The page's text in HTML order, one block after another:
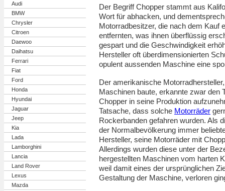
Audi
BMW
Chrysler
Citroen
Daewoo
Daihatsu
Ferrari
Fiat
Ford
Honda
Hyundai
Jaguar
Jeep
Kia
Lada
Lamborghini
Lancia
Land Rover
Lexus
Mazda
Der Begriff Chopper stammt aus
Wort für abhacken, und
Motorradbesitzer, die nach dem Kauf
entfernten, was ihnen überflüssig
gespart und die Geschwindigkeit
Hersteller oft überdimensionierten
opulent aussenden Maschine eine
Der amerikanische
Maschinen baute, erkannte zwar den
Chopper in seine Produktion
Tatsache, dass solche Motorräder
Rockerbanden gefahren wurden. Als
der Normalbevölkerung immer
Hersteller, seine Motorräder mit
Allerdings wurden diese unter der
hergestellten Maschinen vom harten
weil damit eines der ursprünglichen
Gestaltung der Maschine, verloren